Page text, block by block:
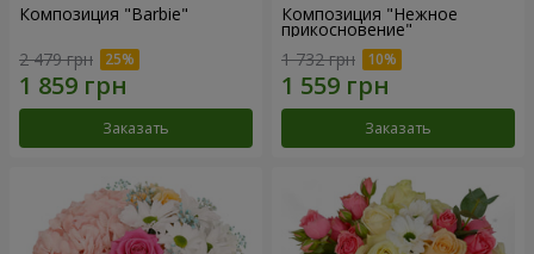
Композиция "Barbie"
2 479 грн
Заказать
Композиция "Нежное
прикосновение"
1 732 грн
Заказать